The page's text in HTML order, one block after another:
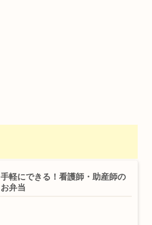
手軽にできる！看護師・助産師の
お弁当